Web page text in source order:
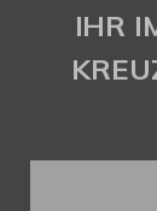
Gaspar
IHR